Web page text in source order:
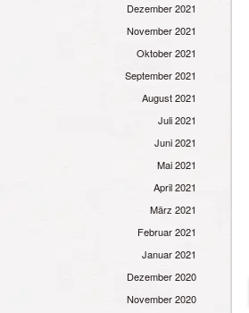
Dezember 2021
November 2021
Oktober 2021
September 2021
August 2021
Juli 2021
Juni 2021
Mai 2021
April 2021
März 2021
Februar 2021
Januar 2021
Dezember 2020
November 2020